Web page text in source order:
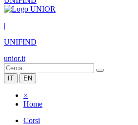
|
UNIFIND
unior.it
IT EN
×
Home
Corsi